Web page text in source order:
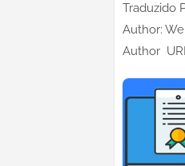
Traduzido
Author:
Author